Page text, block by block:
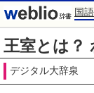
国語
王室とは？
デジタル大辞泉